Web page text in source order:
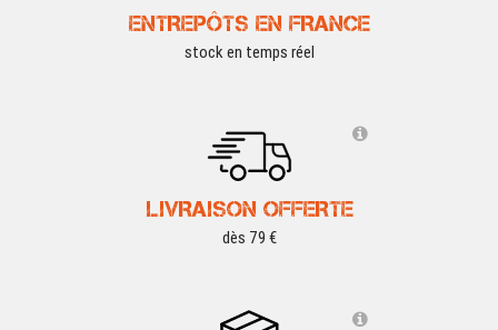
ENTREPÔTS EN FRANCE
stock en temps réel
LIVRAISON OFFERTE
dès 79 €